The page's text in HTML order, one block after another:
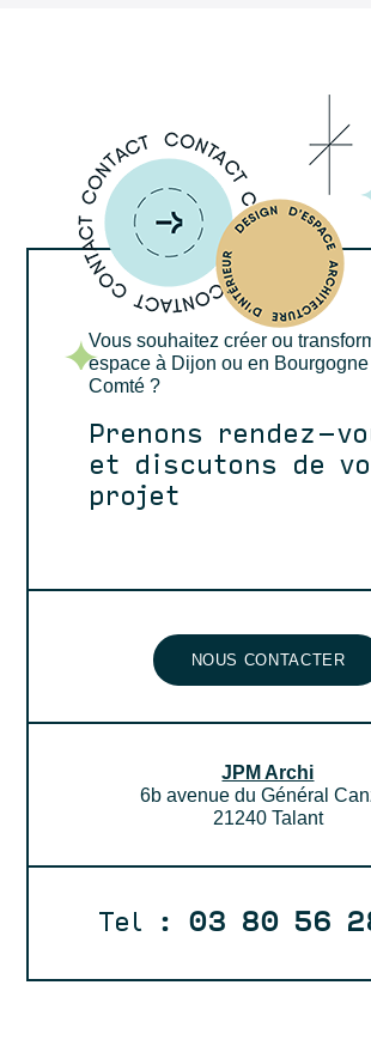
Vous souhaitez créer ou
espace à Dijon ou en
Comté ?
Prenons rendez-
et discutons de
projet
NOUS CONTACTER
JPM Archi
6b avenue du Général
21240 Talant
Tel : 03 80 56